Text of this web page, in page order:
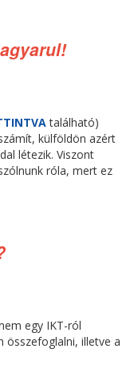
található)
külföldön azért
létezik. Viszont
róla, mert ez
egy IKT-ról
összefoglalni, illetve a